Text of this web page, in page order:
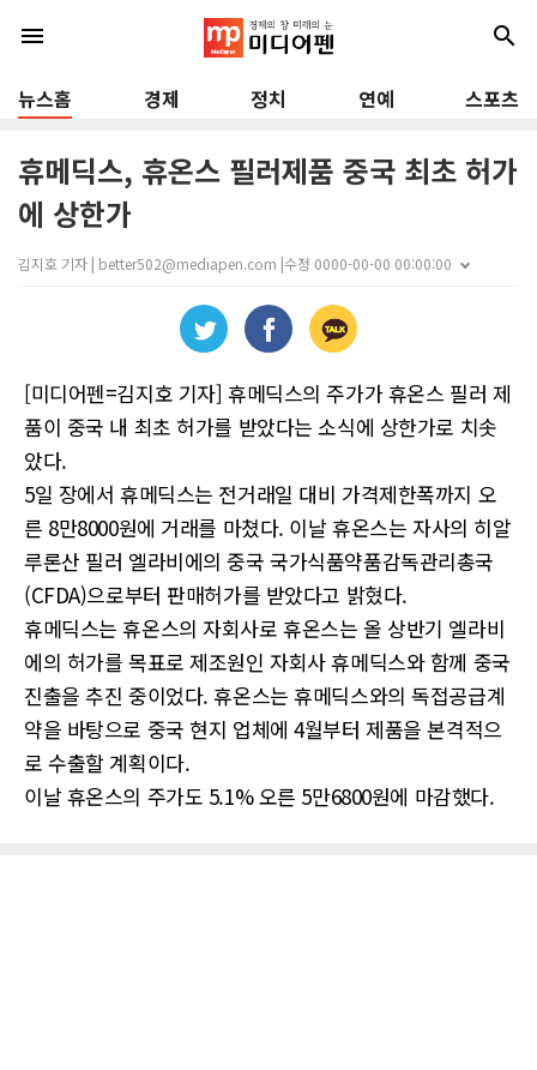
menu search
뉴스홈 경제 정치 연예 스포츠
휴메딕스, 휴온스 필러제품 중국 최초 허가
에 상한가
김지호 기자 | better502@mediapen.com |수정 0000-00-00 00:00:00
[미디어펜=김지호 기자] 휴메딕스의 주가가 휴온스 필러 제
품이 중국 내 최초 허가를 받았다는 소식에 상한가로 치솟
았다.
5일 장에서 휴메딕스는 전거래일 대비 가격제한폭까지 오
른 8만8000원에 거래를 마쳤다. 이날 휴온스는 자사의 히알
루론산 필러 엘라비에의 중국 국가식품약품감독관리총국
(CFDA)으로부터 판매허가를 받았다고 밝혔다.
휴메딕스는 휴온스의 자회사로 휴온스는 올 상반기 엘라비
에의 허가를 목표로 제조원인 자회사 휴메딕스와 함께 중국
진출을 추진 중이었다. 휴온스는 휴메딕스와의 독접공급계
약을 바탕으로 중국 현지 업체에 4월부터 제품을 본격적으
로 수출할 계획이다.
이날 휴온스의 주가도 5.1% 오른 5만6800원에 마감했다.